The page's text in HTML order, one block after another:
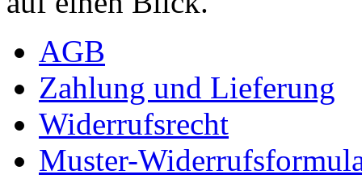
AGB
Zahlung und Lieferung
Widerrufsrecht
Muster-